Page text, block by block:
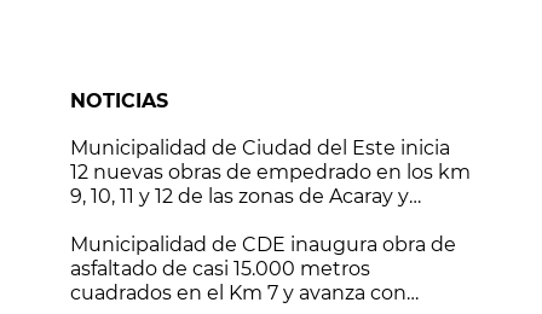
NOTICIAS
Municipalidad de Ciudad del Este inicia
12 nuevas obras de empedrado en los km
9, 10, 11 y 12 de las zonas de Acaray y
Municipalidad de CDE inaugura obra de
asfaltado de casi 15.000 metros
cuadrados en el Km 7 y avanza con